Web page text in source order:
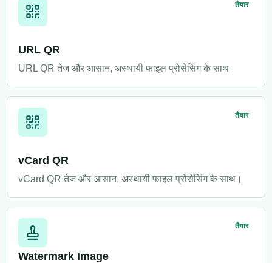
तैयार
URL QR
URL QR तेज और आसान, अस्थायी फाइल प्रोसेसिंग के साथ।
तैयार
vCard QR
vCard QR तेज और आसान, अस्थायी फाइल प्रोसेसिंग के साथ।
तैयार
Watermark Image